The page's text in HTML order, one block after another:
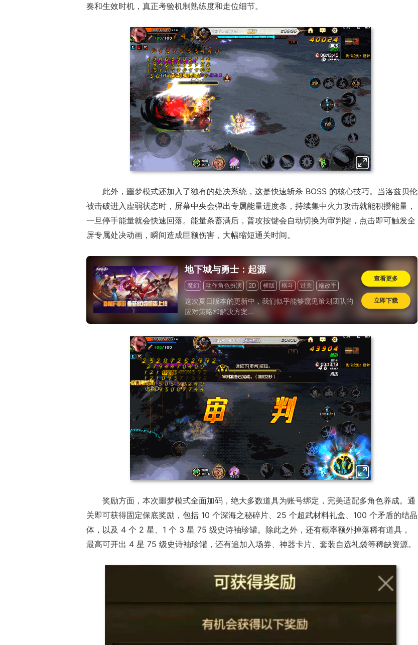
奏和生效时机，真正考验机制熟练度和走位细节。
此外，噩梦模式还加入了独有的处决系统，这是快速斩杀 BOSS 的核心技巧。当洛兹贝伦
被击破进入虚弱状态时，屏幕中央会弹出专属能量进度条，持续集中火力攻击就能积攒能量，
一旦停手能量就会快速回落。能量条蓄满后，普攻按键会自动切换为审判键，点击即可触发全
屏专属处决动画，瞬间造成巨额伤害，大幅缩短通关时间。
地下城与勇士：起源
魔幻 动作角色扮演 2D 横版 格斗 过关 端改手
这次夏日版本的更新中，我们似乎能够窥见策划团队的
应对策略和解决方案...
查看更多
立即下载
奖励方面，本次噩梦模式全面加码，绝大多数道具为账号绑定，完美适配多角色养成。通
关即可获得固定保底奖励，包括 10 个深海之秘碎片、25 个超武材料礼盒、100 个矛盾的结晶
体，以及 4 个 2 星、1 个 3 星 75 级史诗袖珍罐。除此之外，还有概率额外掉落稀有道具，
最高可开出 4 星 75 级史诗袖珍罐，还有追加入场券、神器卡片、套装自选礼袋等稀缺资源。